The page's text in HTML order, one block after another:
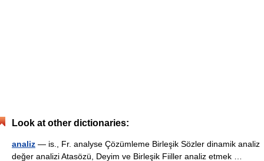
Look at other dictionaries:
analiz — is., Fr. analyse Çözümleme Birleşik Sözler dinamik analiz
değer analizi Atasözü, Deyim ve Birleşik Fiiller analiz etmek …